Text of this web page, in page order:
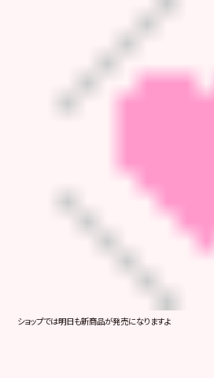
ショップでは明日も新商品が発売になりますよ